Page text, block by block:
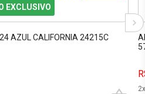
EXCLUSIVO
AZUL CALIFORNIA 24215C
2